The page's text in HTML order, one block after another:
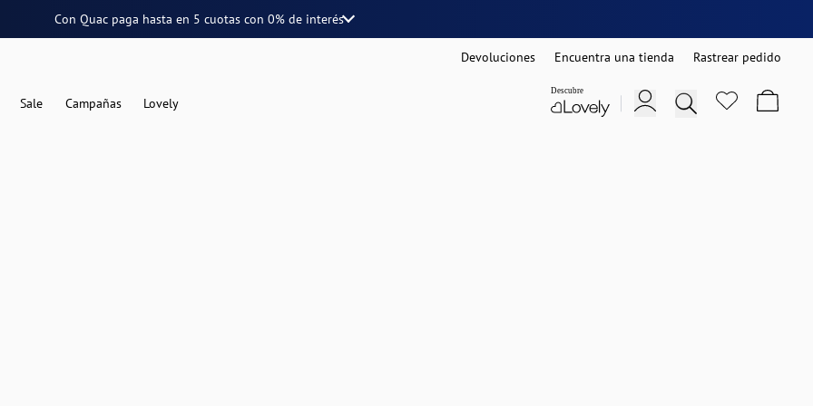
Con Quac paga hasta en 5 cuotascon 0% de interés
Devoluciones Encuentra una tienda Rastrear pedido
Sale Campañas Lovely